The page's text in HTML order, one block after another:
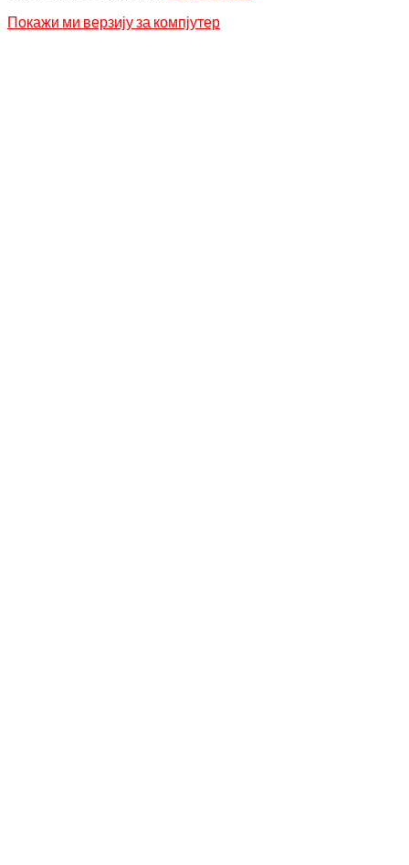
Покажи ми верзију за компјутер